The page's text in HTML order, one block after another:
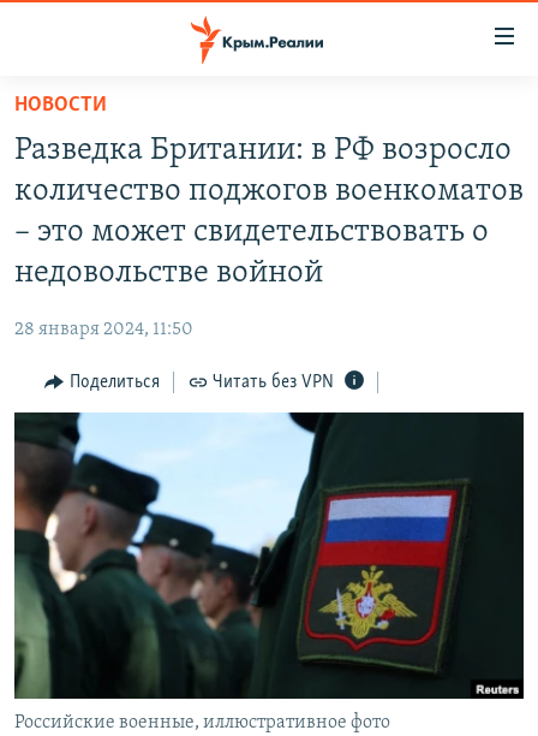
Вернуться
основному
содержанию
главной
Вернутся
поиску
СПЕЦПРОЕКТЫ
КАРТА ВОЕННЫХ ОБЪЕКТОВ КРЫМА
ИНТЕРАКТИВ
ИНФОГРАФИКА
ТЕЛЕПРОЕКТ КРЫМ.РЕАЛИИ
СОВЕТЫ ПРАВОЗАЩИТНИКОВ
ПРОПАВШИЕ БЕЗ ВЕСТИ
ПОБЕДИТЕЛЕЙ НЕ СУДЯТ?
КРЫМ.НЕПОКОРЕННЫЙ
УКРАИНСКАЯ ПРОБЛЕМА КРЫМА
РАДІО СВОБОДА
КАК ОБОЙТИ БЛОКИРОВКУ
Українською
Qırımtatar
ПРИСОЕДИНЯЙТЕСЬ!
Все сайты RFE/RL
НОВОСТИ
Разведка Британии: в РФ возросло
количество поджогов военкоматов
– это может свидетельствовать о
недовольстве войной
28 января 2024, 11:50
Поделиться Читать без VPN
Российские военные, иллюстративное фото